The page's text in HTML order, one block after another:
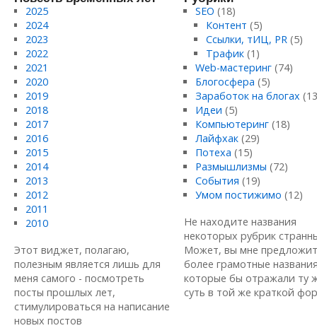
2025
2024
2023
2022
2021
2020
2019
2018
2017
2016
2015
2014
2013
2012
2011
2010
Этот виджет, полагаю,
полезным является лишь для
меня самого - посмотреть
посты прошлых лет,
стимулироваться на написание
новых постов
SEO (18)
Контент (5)
Ссылки, тИЦ, PR (5)
Трафик (1)
Web-мастеринг(74)
Блогосфера (5)
Заработок на блогах
Идеи (5)
Компьютеринг(18)
Лайфхак(29)
Потеха (15)
Размышлизмы (72)
События (19)
Умом постижимо (12)
Не находите названия
некоторых рубрик
Может, вы мне
более грамотные
которые бы отражали ту
суть в той же краткой